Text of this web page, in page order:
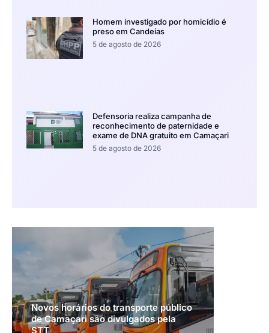
Homem investigado por homicídio é
preso em Candeias
5 de agosto de 2026
Defensoria realiza campanha de
reconhecimento de paternidade e
exame de DNA gratuito em Camaçari
5 de agosto de 2026
Novos horários do transporte público
de Camaçari são divulgados pela
STT